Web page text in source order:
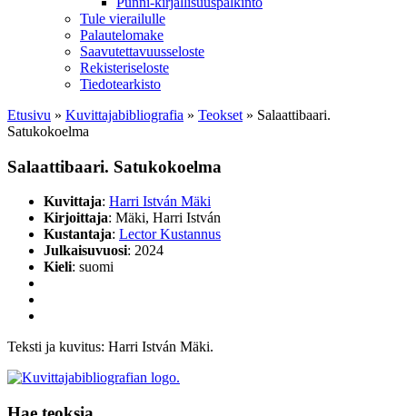
Tule vierailulle
Palautelomake
Saavutettavuusseloste
Rekisteriseloste
Tiedotearkisto
Etusivu » Kuvittaja­bibliografia » Teokset » Salaattibaari.
Satukokoelma
Salaattibaari. Satukokoelma
Kuvittaja: Harri István Mäki
Kirjoittaja: Mäki, Harri István
Kustantaja: Lector Kustannus
Julkaisuvuosi: 2024
Kieli: suomi
Teksti ja kuvitus: Harri István Mäki.